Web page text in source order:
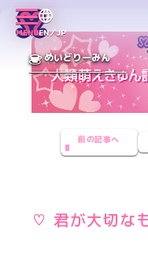
MENUEN／JP
めいどりーみん
前の記事へ
♡ 君が大切な